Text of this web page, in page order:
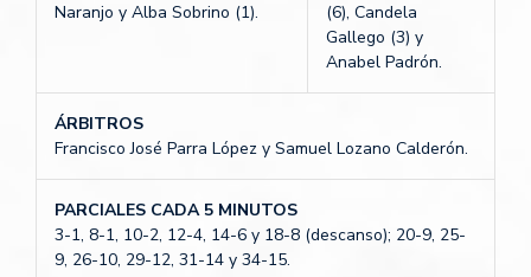
Naranjo y Alba Sobrino (1).
(6), Candela
Gallego (3) y
Anabel Padrón.
ÁRBITROS
Francisco José Parra López y Samuel Lozano Calderón.
PARCIALES CADA 5 MINUTOS
3-1, 8-1, 10-2, 12-4, 14-6 y 18-8 (descanso); 20-9, 25-
9, 26-10, 29-12, 31-14 y 34-15.